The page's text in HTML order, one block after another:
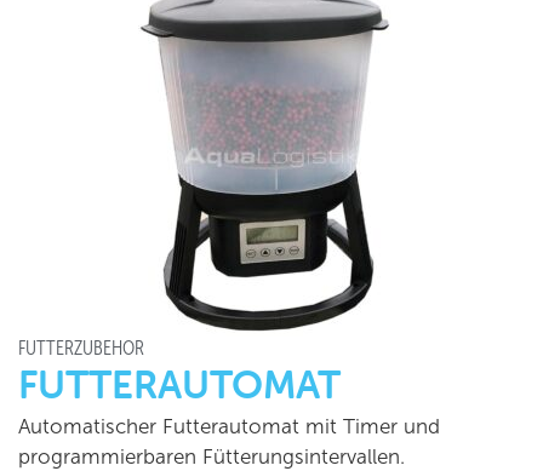
FUTTERZUBEHÖR
FUTTERAUTOMAT
Automatischer Futterautomat mit Timer und
programmierbaren Fütterungsintervallen.